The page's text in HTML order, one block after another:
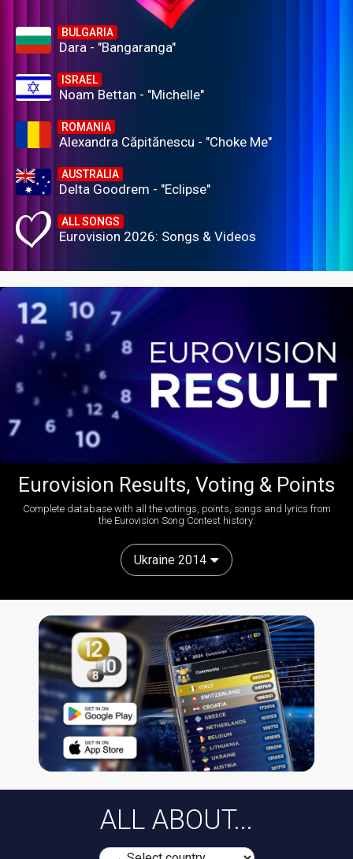
BULGARIA
Dara - "Bangaranga"
ISRAEL
Noam Bettan - "Michelle"
ROMANIA
Alexandra Căpitănescu - "Choke Me"
AUSTRALIA
Delta Goodrem - "Eclipse"
ALL SONGS
Eurovision 2026: Songs & Videos
Eurovision Results, Voting & Points
Complete database with all the votings, points, songs and lyrics from
the Eurovision Song Contest history:
Ukraine 2014
ALL ABOUT...